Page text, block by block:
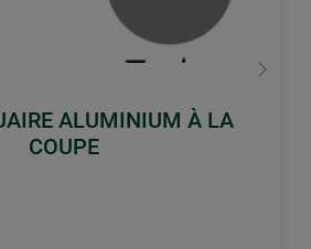
ALUMINIUM À LA
COUPE